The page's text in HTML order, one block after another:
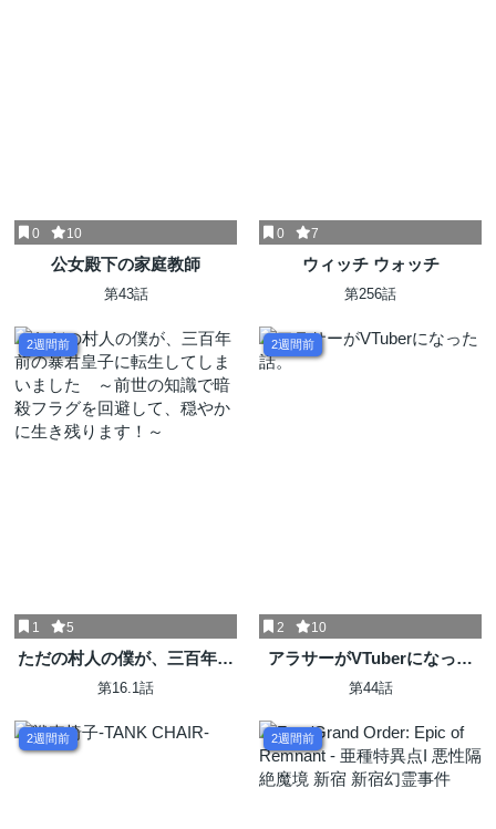
0 10
公女殿下の家庭教師
第43話
0 7
ウィッチ ウォッチ
第256話
2週間前
1 5
ただの村人の僕が、三百年前
の暴君皇子に転生してしまい
フラグを回避して、穏やかに
生き残ります！～
第16.1話
2週間前
2 10
アラサーがVTuberになった
話。
第44話
2週間前 2週間前